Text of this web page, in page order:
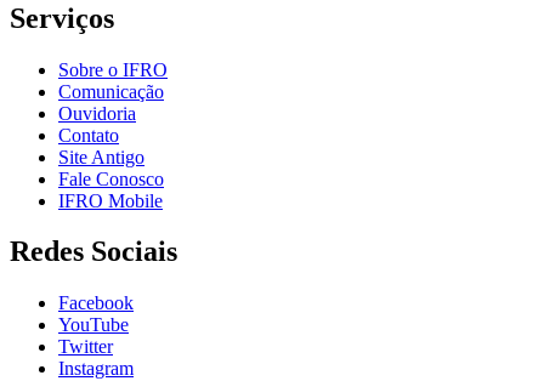
Serviços
Sobre o IFRO
Comunicação
Ouvidoria
Contato
Site Antigo
Fale Conosco
IFRO Mobile
Redes Sociais
Facebook
YouTube
Twitter
Instagram